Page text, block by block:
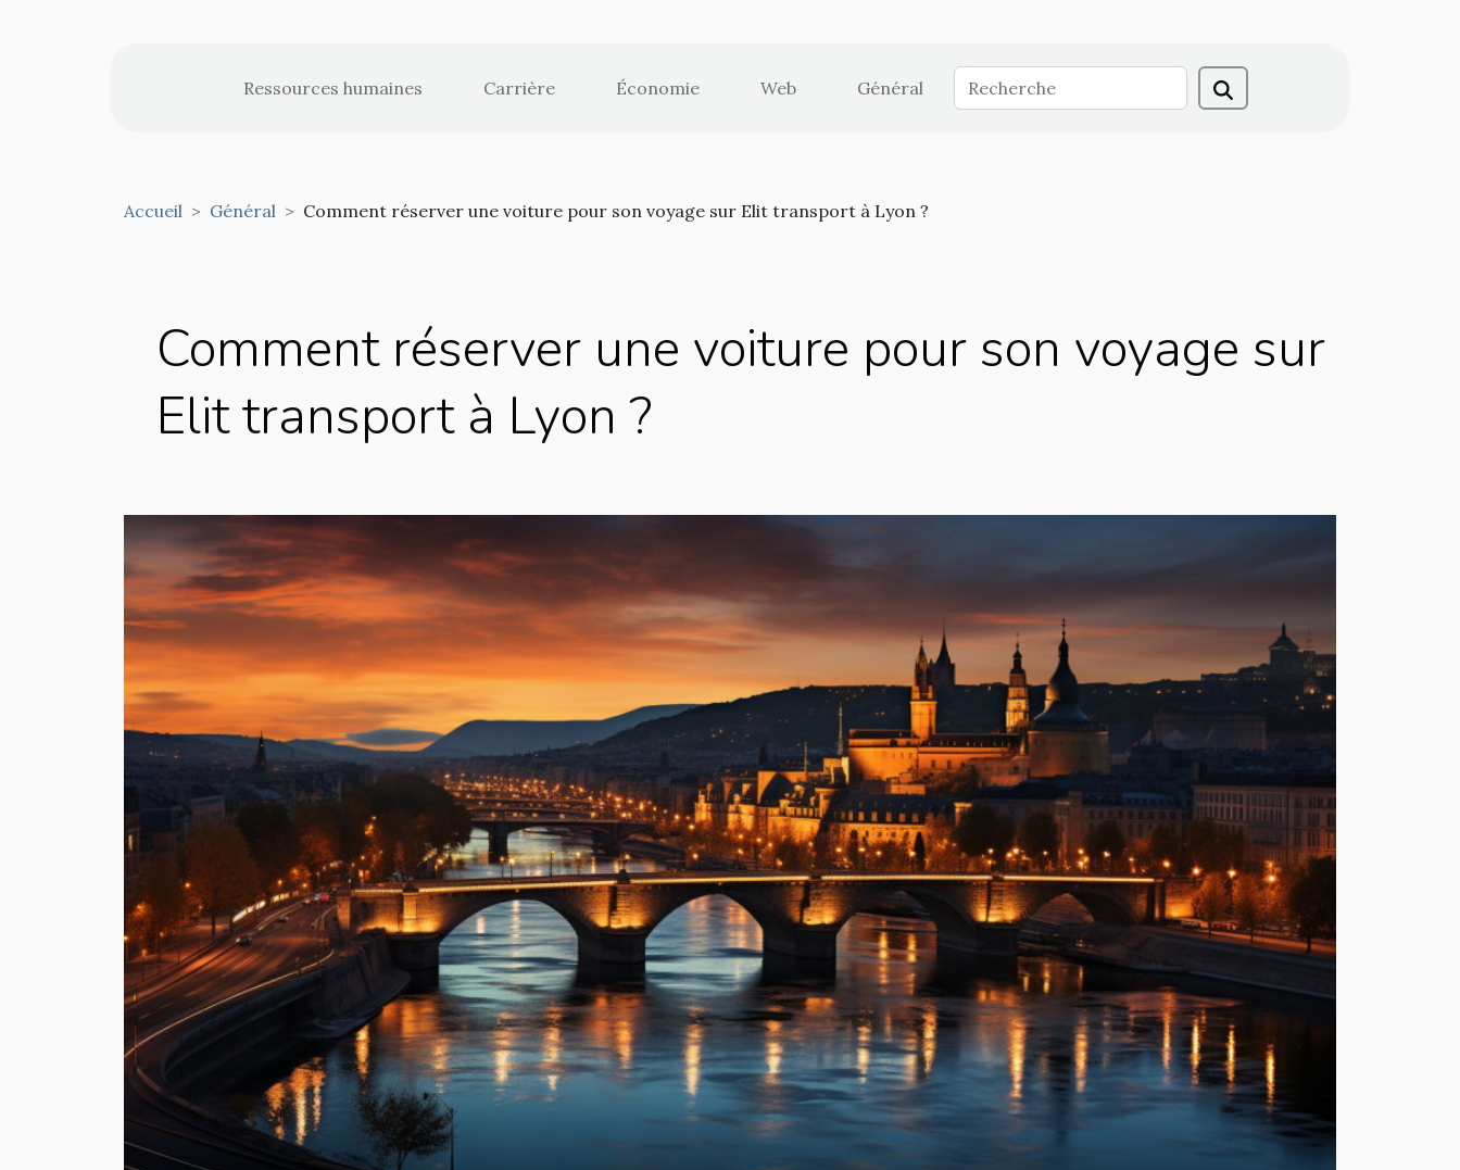
Ressources humaines Carrière Économie Web Général
Accueil Général Comment réserver une voiture pour son voyage sur Elit transport à Lyon ?
Comment réserver une voiture pour son voyage sur
Elit transport à Lyon ?